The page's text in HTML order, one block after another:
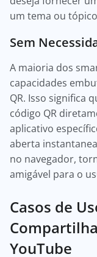
um tema ou
Sem
A maioria dos
capacidades
QR. Isso significa
código QR
aplicativo
aberta
no navegador,
amigável para o
Casos de
YouTube